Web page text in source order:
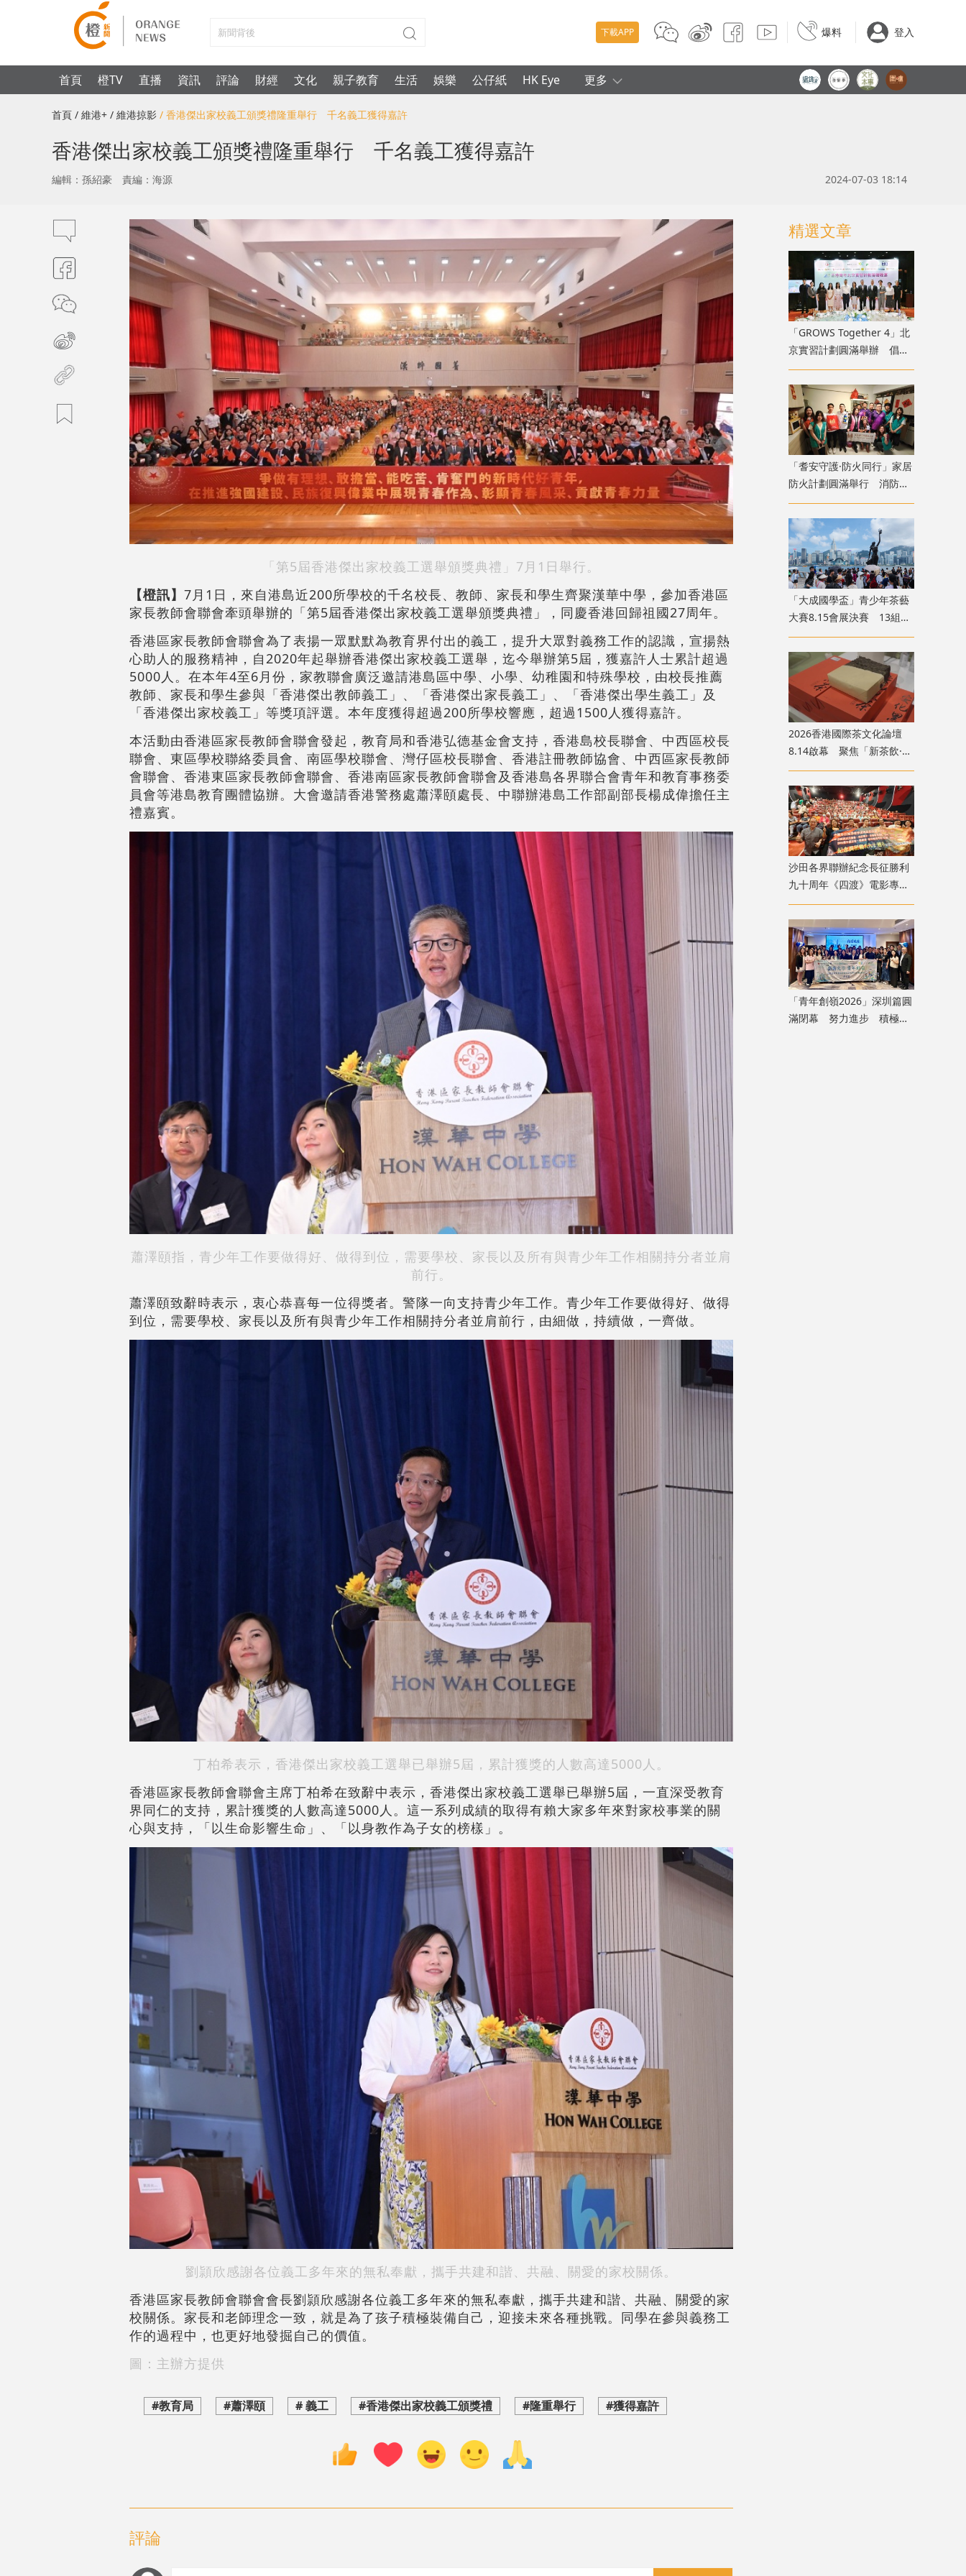
下載APP 爆料 登入
首頁 橙TV 直播 資訊 評論 財經 文化 親子教育 生活 娛樂 公仔紙 HK Eye 更多
首頁 / 維港+ / 維港掠影 / 香港傑出家校義工頒獎禮隆重舉行 千名義工獲得嘉許
香港傑出家校義工頒獎禮隆重舉行 千名義工獲得嘉許
編輯：孫紹豪 責編：海源 2024-07-03 18:14
「第5屆香港傑出家校義工選舉頒獎典禮」7月1日舉行。
【橙訊】 7月1日，來自港島近200所學校的千名校長、教師、家長和學生齊聚漢華中學，參加香港區
家長教師會聯會牽頭舉辦的「第5屆香港傑出家校義工選舉頒獎典禮」，同慶香港回歸祖國27周年。
香港區家長教師會聯會為了表揚一眾默默為教育界付出的義工，提升大眾對義務工作的認識，宣揚熱
心助人的服務精神，自2020年起舉辦香港傑出家校義工選舉，迄今舉辦第5屆，獲嘉許人士累計超過
5000人。在本年4至6月份，家教聯會廣泛邀請港島區中學、小學、幼稚園和特殊學校，由校長推薦
教師、家長和學生參與「香港傑出教師義工」、「香港傑出家長義工」、「香港傑出學生義工」及
「香港傑出家校義工」等獎項評選。本年度獲得超過200所學校響應，超過1500人獲得嘉許。
本活動由香港區家長教師會聯會發起，教育局和香港弘德基金會支持，香港島校長聯會、中西區校長
聯會、東區學校聯絡委員會、南區學校聯會、灣仔區校長聯會、香港註冊教師協會、中西區家長教師
會聯會、香港東區家長教師會聯會、香港南區家長教師會聯會及香港島各界聯合會青年和教育事務委
員會等港島教育團體協辦。大會邀請香港警務處蕭澤頤處長、中聯辦港島工作部副部長楊成偉擔任主
禮嘉賓。
蕭澤頤指，青少年工作要做得好、做得到位，需要學校、家長以及所有與青少年工作相關持分者並肩
前行。
蕭澤頤致辭時表示，衷心恭喜每一位得獎者。警隊一向支持青少年工作。青少年工作要做得好、做得
到位，需要學校、家長以及所有與青少年工作相關持分者並肩前行，由細做，持續做，一齊做。
丁柏希表示，香港傑出家校義工選舉已舉辦5屆，累計獲獎的人數高達5000人。
香港區家長教師會聯會主席丁柏希在致辭中表示，香港傑出家校義工選舉已舉辦5屆，一直深受教育
界同仁的支持，累計獲獎的人數高達5000人。這一系列成績的取得有賴大家多年來對家校事業的關
心與支持，「以生命影響生命」、「以身教作為子女的榜樣」。
劉頴欣感謝各位義工多年來的無私奉獻，攜手共建和諧、共融、關愛的家校關係。
香港區家長教師會聯會會長劉頴欣感謝各位義工多年來的無私奉獻，攜手共建和諧、共融、關愛的家
校關係。家長和老師理念一致，就是為了孩子積極裝備自己，迎接未來各種挑戰。同學在參與義務工
作的過程中，也更好地發掘自己的價值。
圖：主辦方提供
#教育局 #蕭澤頤 # 義工 #香港傑出家校義工頒獎禮 #隆重舉行 #獲得嘉許
評論
精選文章
「GROWS Together 4」北
京實習計劃圓滿舉辦 倡香
港青年融入國家廣闊舞台
「耆安守護·防火同行」家居
防火計劃圓滿舉行 消防處
義工隊為長者裝「防火三
寶」
「大成國學盃」青少年茶藝
大賽8.15會展決賽 13組兩
岸四地選手香江以茗會友
2026香港國際茶文化論壇
8.14啟幕 聚焦「新茶飲·新
茶食·新格局」黃金賽道
沙田各界聯辦紀念長征勝利
九十周年《四渡》電影專
場 逾1100人觀影傳遞長征
精神
「青年創嶺2026」深圳篇圓
滿閉幕 努力進步 積極融